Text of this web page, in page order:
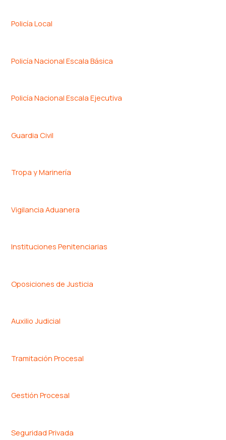
Policía Local
Policía Nacional Escala Básica
Policía Nacional Escala Ejecutiva
Guardia Civil
Tropa y Marinería
Vigilancia Aduanera
Instituciones Penitenciarias
Oposiciones de Justicia
Auxilio Judicial
Tramitación Procesal
Gestión Procesal
Seguridad Privada